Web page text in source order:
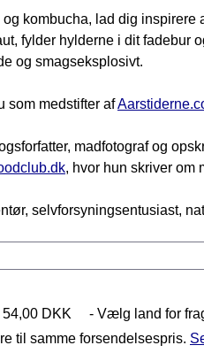
kombucha, lad dig
fylder hylderne i dit fadebur
og smagseksplosivt.
som medstifter af
madfotograf og
, hvor hun skriver om
selvforsyningsentusiast,
DKK
- Vælg land for
til samme forsendelsespris.